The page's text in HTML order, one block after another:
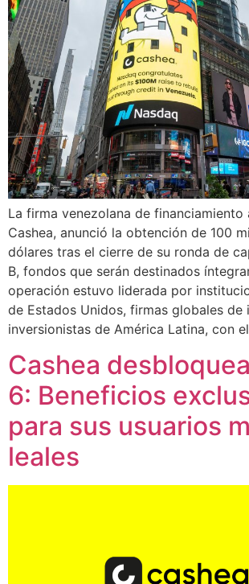
La firma venezolana de financiamiento
Cashea, anunció la obtención de 100
dólares tras el cierre de su ronda de
B, fondos que serán destinados
operación estuvo liderada por
de Estados Unidos, firmas globales de
inversionistas de América Latina, con
Cashea
6: Beneficios
para sus usuarios
leales